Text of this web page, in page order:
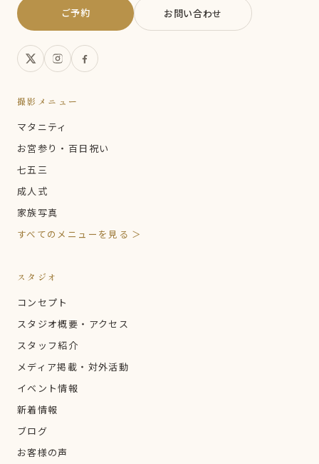
ご予約 お問い合わせ
撮影メニュー
マタニティ
お宮参り・百日祝い
七五三
成人式
家族写真
すべてのメニューを見る ＞
スタジオ
コンセプト
スタジオ概要・アクセス
スタッフ紹介
メディア掲載・対外活動
イベント情報
新着情報
ブログ
お客様の声